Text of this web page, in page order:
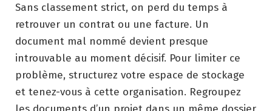
Sans classement strict, on perd du temps à
retrouver un contrat ou une facture. Un
document mal nommé devient presque
introuvable au moment décisif. Pour limiter ce
problème, structurez votre espace de stockage
et tenez-vous à cette organisation. Regroupez